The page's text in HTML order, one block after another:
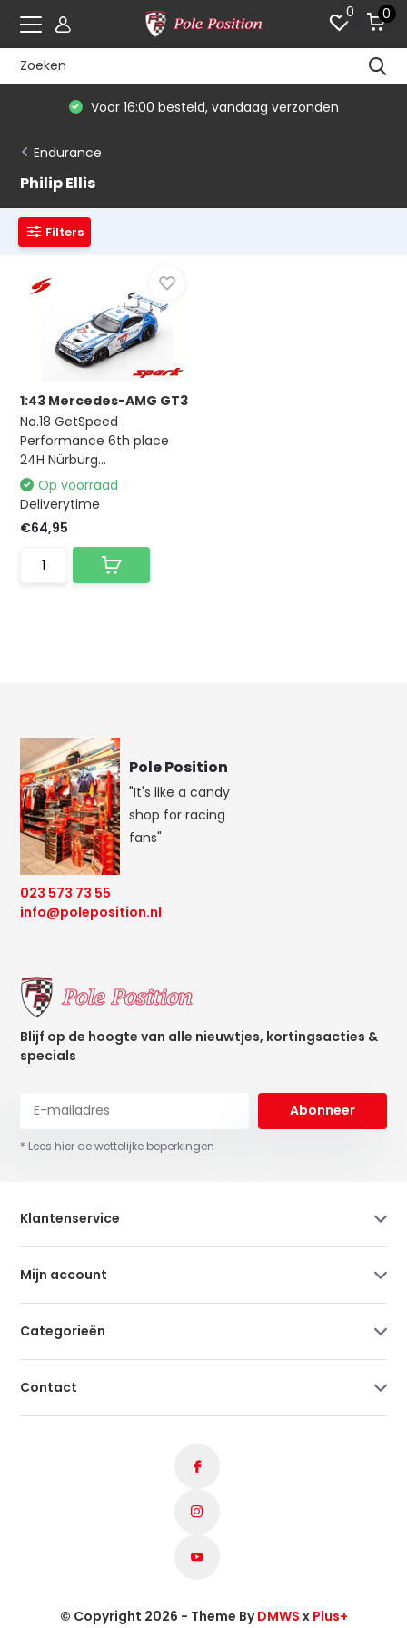
0 0
Voor 16:00 besteld, vandaag verzonden
Endurance
Philip Ellis
Filters
1:43 Mercedes-AMG GT3
No.18 GetSpeed
Performance 6th place
24H Nürburg...
Op voorraad
Deliverytime
€64,95
Pole Position
"It's like a candy
shop for racing
fans"
023 573 73 55
info@poleposition.nl
Blijf op de hoogte van alle nieuwtjes, kortingsacties &
specials
Abonneer
* Lees hier de wettelijke beperkingen
Klantenservice
Mijn account
Categorieën
Contact
© Copyright 2026 - Theme ByDMWS x Plus+